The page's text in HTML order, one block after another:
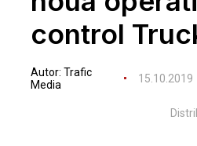
control
Autor: Trafic
Media
15.10.2019